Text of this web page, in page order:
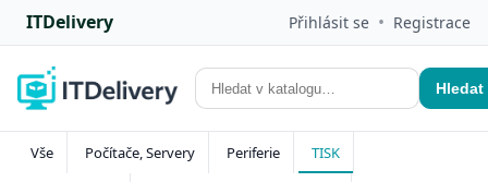
ITDelivery Přihlásit se • Registrace
Hledat
Vše Počítače, Servery Periferie TISK